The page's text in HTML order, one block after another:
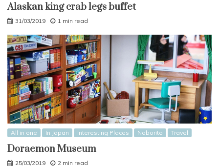
Alaskan king crab legs buffet
31/03/2019 1 min read
All in one In Japan Interesting Places Noborito Travel
Doraemon Museum
25/03/2019 2 min read